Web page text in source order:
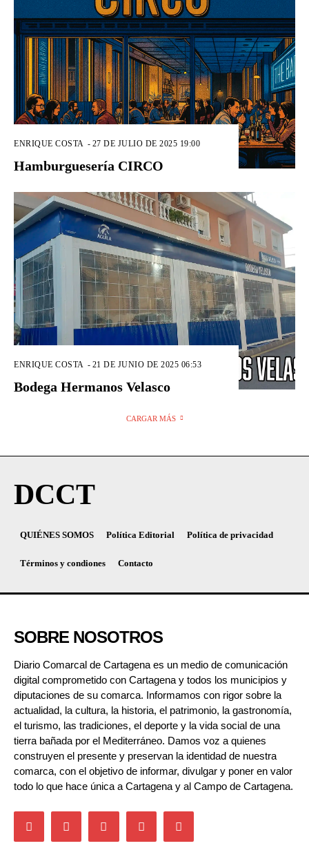
ENRIQUE COSTA - 27 DE JULIO DE 2025 19:00
Hamburguesería CIRCO
ENRIQUE COSTA - 21 DE JUNIO DE 2025 06:53
Bodega Hermanos Velasco
CARGAR MÁS
DCCT
QUIÉNES SOMOS Política Editorial Política de privacidad
Términos y condiones Contacto
SOBRE NOSOTROS
Diario Comarcal de Cartagena es un medio de comunicación
digital comprometido con Cartagena y todos los municipios y
diputaciones de su comarca. Informamos con rigor sobre la
actualidad, la cultura, la historia, el patrimonio, la gastronomía,
el turismo, las tradiciones, el deporte y la vida social de una
tierra bañada por el Mediterráneo. Damos voz a quienes
construyen el presente y preservan la identidad de nuestra
comarca, con el objetivo de informar, divulgar y poner en valor
todo lo que hace única a Cartagena y al Campo de Cartagena.